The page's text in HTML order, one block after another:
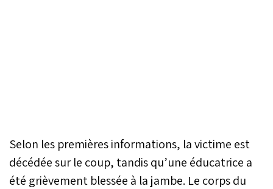
Selon les premières informations, la victime est
décédée sur le coup, tandis qu’une éducatrice a
été grièvement blessée à la jambe. Le corps du